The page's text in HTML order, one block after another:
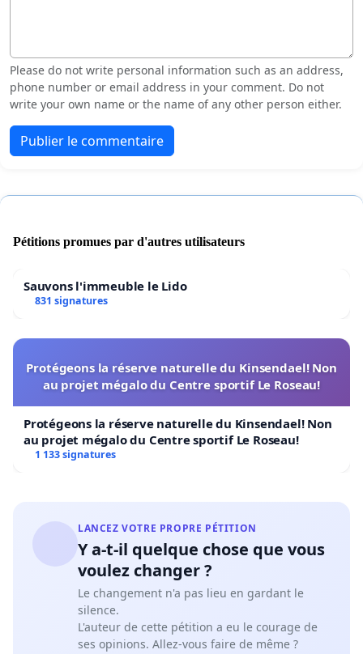
Please do not write personal information such as an address,
phone number or email address in your comment. Do not
write your own name or the name of any other person either.
Publier le commentaire
Pétitions promues par d'autres utilisateurs
Sauvons l'immeuble le Lido
831 signatures
Protégeons la réserve naturelle du Kinsendael! Non
au projet mégalo du Centre sportif Le Roseau!
Protégeons la réserve naturelle du Kinsendael! Non
au projet mégalo du Centre sportif Le Roseau!
1 133 signatures
LANCEZ VOTRE PROPRE PÉTITION
Y a-t-il quelque chose que vous
voulez changer ?
Le changement n'a pas lieu en gardant le
silence.
L'auteur de cette pétition a eu le courage de
ses opinions. Allez-vous faire de même ?